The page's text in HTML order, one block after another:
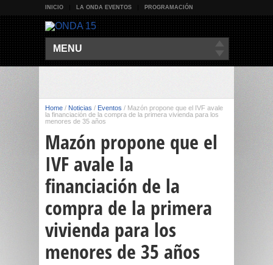
INICIO LA ONDA EVENTOS PROGRAMACIÓN
MENU
Home / Noticias / Eventos / Mazón propone que el IVF avale
la financiación de la compra de la primera vivienda para los
menores de 35 años
Mazón propone que el
IVF avale la
financiación de la
compra de la primera
vivienda para los
menores de 35 años